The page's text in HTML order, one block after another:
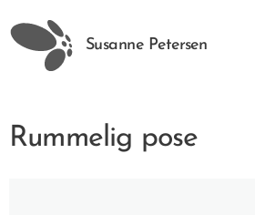
Susanne Petersen
Rummelig pose